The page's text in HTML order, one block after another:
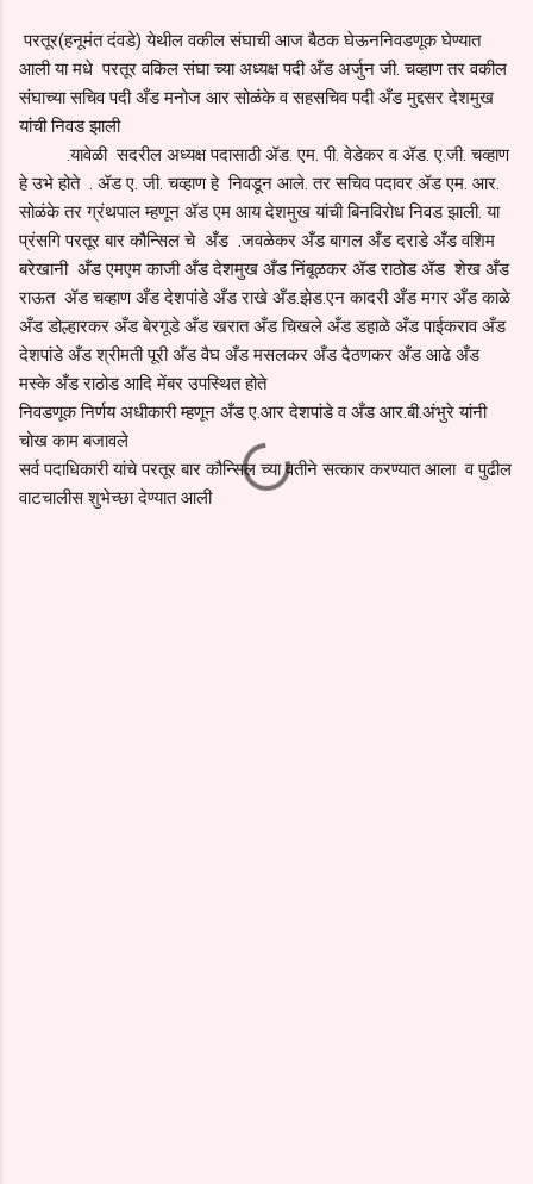
परतूर(हनूमंत दंवडे) येथील वकील संघाची आज बैठक घेऊननिवडणूक घेण्यात
आली या मधे परतूर वकिल संघा च्या अध्यक्ष पदी अँड अर्जुन जी. चव्हाण तर वकील
संघाच्या सचिव पदी अँड मनोज आर सोळंके व सहसचिव पदी अँड मुद्दसर देशमुख
यांची निवड झाली
.यावे‌‍‌‍‍ळी सदरील अध्यक्ष पदासाठी ॲड. एम. पी. वेडेकर व ॲड. ए.जी. चव्हाण
हे उभे होते . ॲड ए. जी. चव्हाण हे निवडून आले. तर सचिव पदावर ॲड एम. आर.
सोळंके तर ग्रंथपाल म्हणून ॲड एम आय देशमुख यांची बिनविरोध निवड झाली. या
प्रंसगि परतूर बार कौन्सिल चे अँड .जवळेकर अँड बागल अँड दराडे अँड वशिम
बरेखानी अँड एमएम काजी अँड देशमुख अँड निंबूळकर ॲड राठोड ॲड शेख अँड
राऊत ॲड चव्हाण अँड देशपांडे अँड राखे अँड.झेड.एन कादरी अँड मगर अँड काळे
अँड डोल्हारकर अँड बेरगूडे अँड खरात अँड चिखले अँड डहाळे अँड पाईकराव अँड
देशपांडे अँड श्रीमती पूरी अँड वैघ अँड मसलकर अँड दैठणकर अँड आढे अँड
मस्के अँड राठोड आदि मेंबर उपस्थित होते
निवडणूक निर्णय अधीकारी म्हणून अँड ए.आर देशपांडे व अँड आर.बी.अंभुरे यांनी
चोख काम बजावले
सर्व पदाधिकारी यांचे परतूर बार कौन्सिल च्या वतीने सत्कार करण्यात आला व पुढील
वाटचालीस शुभेच्छा देण्यात आली